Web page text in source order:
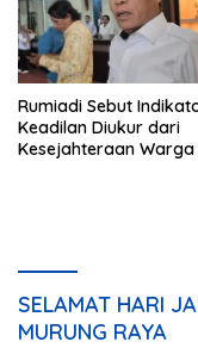
Rumiadi Sebut
Keadilan Diukur dari
Kesejahteraan Warga
SELAMAT HARI
MURUNG RAYA